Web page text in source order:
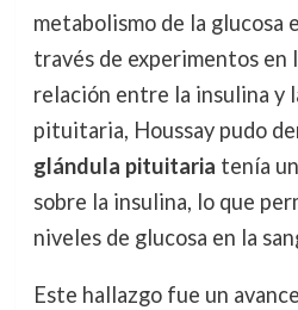
metabolismo de la glucosa
través de experimentos en
relación entre la insulina y
pituitaria, Houssay pudo
glándula pituitaria tenía
sobre la insulina, lo que
niveles de glucosa en la
Este hallazgo fue un